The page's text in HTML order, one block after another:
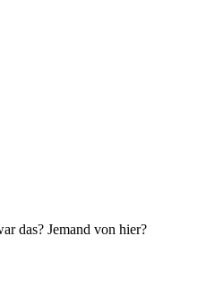
das? Jemand von hier?